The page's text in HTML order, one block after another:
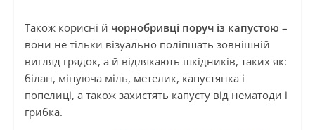
Також корисні й чорнобривці поруч із капустою –
вони не тільки візуально поліпшать зовнішній
вигляд грядок, а й відлякають шкідників, таких як:
білан, мінуюча міль, метелик, капустянка і
попелиці, а також захистять капусту від нематоди і
грибка.